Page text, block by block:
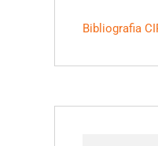
Bibliografia